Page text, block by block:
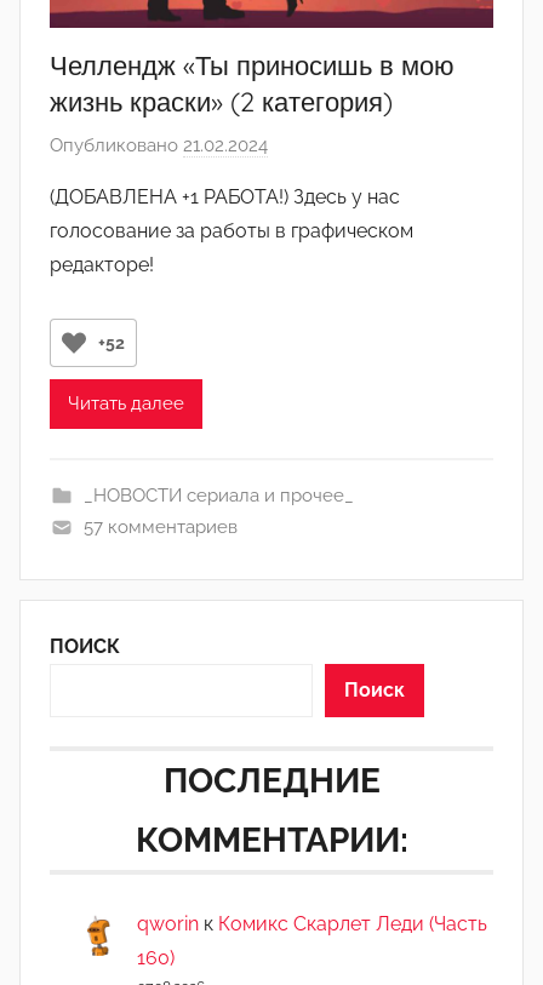
Челлендж «Ты приносишь в мою
жизнь краски» (2 категория)
Опубликовано 21.02.2024
т
о
(
д
-
д
н
(ДОБАВЛЕНА +1 РАБОТА!) Здесь у нас
голосование за работы в графическом
редакторе!
+52
Читать далее
_НОВОСТИ сериала и прочее_
57 комментариев
ПОИСК
Поиск
ПОСЛЕДНИЕ
КОММЕНТАРИИ:
qworin к Комикс Скарлет Леди (Часть
160)